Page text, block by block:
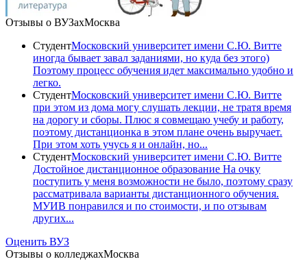
Отзывы о ВУЗахМосква
СтудентМосковский университет имени С.Ю. Витте
иногда бывает завал заданиями, но куда без этого)
Поэтому процесс обучения идет максимально удобно и
легко.
СтудентМосковский университет имени С.Ю. Витте
при этом из дома могу слушать лекции, не тратя время
на дорогу и сборы. Плюс я совмещаю учебу и работу,
поэтому дистанционка в этом плане очень выручает.
При этом хоть учусь я и онлайн, но...
СтудентМосковский университет имени С.Ю. Витте
Достойное дистанционное образование На очку
поступить у меня возможности не было, поэтому сразу
рассматривала варианты дистанционного обучения.
МУИВ понравился и по стоимости, и по отзывам
других...
Оценить ВУЗ
Отзывы о колледжахМосква